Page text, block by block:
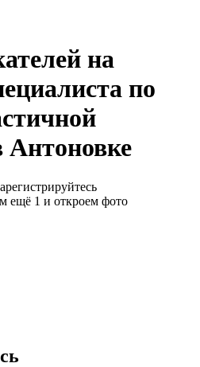
на
по
Антоновке
ещё 1 и откроем фото